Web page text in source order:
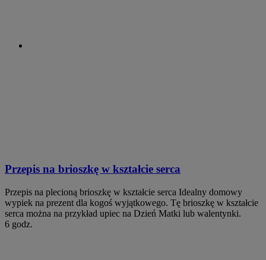
Przepis na brioszkę w kształcie serca
Przepis na plecioną brioszkę w kształcie serca Idealny domowy
wypiek na prezent dla kogoś wyjątkowego. Tę brioszkę w kształcie
serca można na przykład upiec na Dzień Matki lub walentynki.
6 godz.